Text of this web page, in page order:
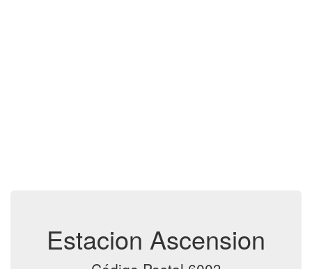
Estacion Ascension